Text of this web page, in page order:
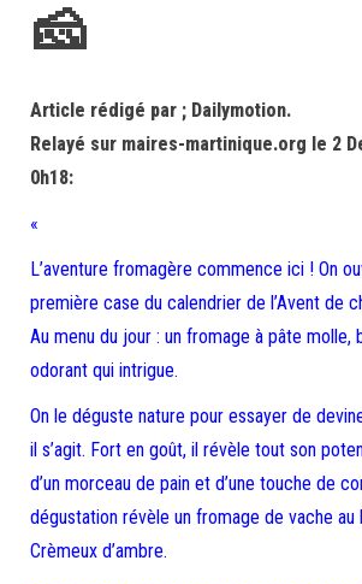
🧀
Article rédigé par ; Dailymotion.
Relayé sur maires-martinique.org le 2
0h18:
«
L’aventure fromagère commence ici ! On
première case du calendrier de l’Avent de
Au menu du jour : un fromage à pâte molle,
odorant qui intrigue.
On le déguste nature pour essayer de
il s’agit. Fort en goût, il révèle tout son
d’un morceau de pain et d’une touche de
dégustation révèle un fromage de vache au
Crèmeux d’ambre.